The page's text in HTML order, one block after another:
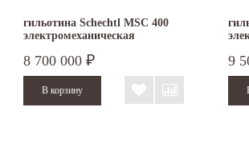
гильотина Schechtl MSC 400
электромеханическая
8 700 000 ₽ 9